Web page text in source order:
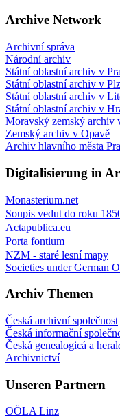
Archive Network
Archivní správa
Národní archiv
Státní oblastní archiv v
Státní oblastní archiv v
Státní oblastní archiv v
Státní oblastní archiv v
Moravský zemský archiv
Zemský archiv v Opavě
Archiv hlavního města
Digitalisierung in
Monasterium.net
Soupis vedut do roku
Actapublica.eu
Porta fontium
NZM - staré lesní mapy
Societies under German
Archiv Themen
Česká archivní společnost
Česká informační
Česká genealogicá a
Archivnictví
Unseren Partnern
OÖLA Linz